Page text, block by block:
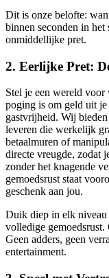
Dit is onze belofte:
binnen seconden in
onmiddellijke pret.
2. Eerlijke Pret:
Stel je een wereld voor
poging is om geld uit je
gastvrijheid. Wij
leveren die werkelijk
betaalmuren of
directe vreugde, zodat
zonder het knagende
gemoedsrust staat
geschenk aan jou.
Duik diep in elk niveau
volledige
Geen adders, geen
entertainment.